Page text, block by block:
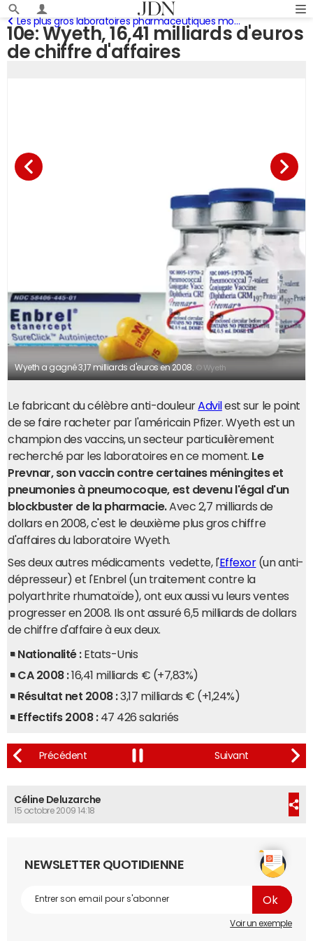
10e: Wyeth, 16,41 milliards d'euros
de chiffre d'affaires
Les plus gros laboratoires pharmaceutiques mondiaux
Wyeth a gagné 3,17 milliards d'euros en 2008. © Wyeth
Le fabricant du célèbre anti-douleur Advil est sur le point
de se faire racheter par l'américain Pfizer. Wyeth est un
champion des vaccins, un secteur particulièrement
recherché par les laboratoires en ce moment. Le
Prevnar, son vaccin contre certaines méningites et
pneumonies à pneumocoque, est devenu l'égal d'un
blockbuster de la pharmacie. Avec 2,7 milliards de
dollars en 2008, c'est le deuxième plus gros chiffre
d'affaires du laboratoire Wyeth.
Ses deux autres médicaments vedette, l'Effexor(un anti-
dépresseur) et l'Enbrel (un traitement contre la
polyarthrite rhumatoïde), ont eux aussi vu leurs ventes
progresser en 2008. Ils ont assuré 6,5 milliards de dollars
de chiffre d'affaire à eux deux.
Nationalité : Etats-Unis
CA 2008 :16,41 milliards € (+7,83%)
Résultat net 2008 :3,17 milliards € (+1,24%)
Effectifs 2008 : 47 426 salariés
Céline Deluzarche
15 octobre 2009 14:18
NEWSLETTER QUOTIDIENNE
Voir un exemple